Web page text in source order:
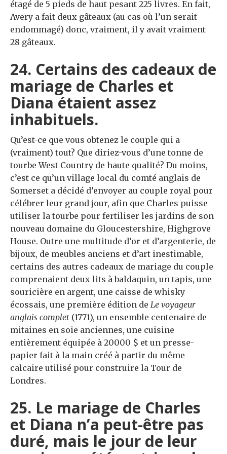
étagé de 5 pieds de haut pesant 225 livres. En fait,
Avery a fait deux gâteaux (au cas où l’un serait
endommagé) donc, vraiment, il y avait vraiment
28 gâteaux.
24. Certains des cadeaux de
mariage de Charles et
Diana étaient assez
inhabituels.
Qu’est-ce que vous obtenez le couple qui a
(vraiment) tout? Que diriez-vous d’une tonne de
tourbe West Country de haute qualité? Du moins,
c’est ce qu’un village local du comté anglais de
Somerset a décidé d’envoyer au couple royal pour
célébrer leur grand jour, afin que Charles puisse
utiliser la tourbe pour fertiliser les jardins de son
nouveau domaine du Gloucestershire, Highgrove
House. Outre une multitude d’or et d’argenterie, de
bijoux, de meubles anciens et d’art inestimable,
certains des autres cadeaux de mariage du couple
comprenaient deux lits à baldaquin, un tapis, une
souricière en argent, une caisse de whisky
écossais, une première édition de Le voyageur
anglais complet (1771), un ensemble centenaire de
mitaines en soie anciennes, une cuisine
entièrement équipée à 20000 $ et un presse-
papier fait à la main créé à partir du même
calcaire utilisé pour construire la Tour de
Londres.
25. Le mariage de Charles
et Diana n’a peut-être pas
duré, mais le jour de leur